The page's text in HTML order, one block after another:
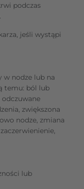
podczas
jeśli wystąpi
w nodze lub na
temu: ból lub
zwiększona
nodze, zmiana
lub